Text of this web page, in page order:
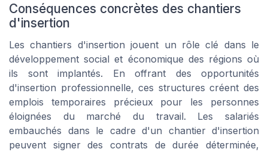
Conséquences concrètes des chantiers
d'insertion
Les chantiers d'insertion jouent un rôle clé dans le
développement social et économique des régions où
ils sont implantés. En offrant des opportunités
d'insertion professionnelle, ces structures créent des
emplois temporaires précieux pour les personnes
éloignées du marché du travail. Les salariés
embauchés dans le cadre d'un chantier d'insertion
peuvent signer des contrats de durée déterminée,